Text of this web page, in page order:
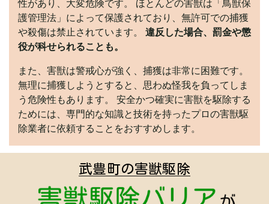
性があり、大変危険です。 ほとんどの害獣は「鳥獣保
護管理法」によって保護されており、無許可での捕獲
や殺傷は禁止されています。 違反した場合、罰金や懲
役が科せられることも。
また、害獣は警戒心が強く、捕獲は非常に困難です。
無理に捕獲しようとすると、思わぬ怪我を負ってしま
う危険性もあります。 安全かつ確実に害獣を駆除する
ためには、専門的な知識と技術を持ったプロの害獣駆
除業者に依頼することをおすすめします。
武豊町の害獣駆除